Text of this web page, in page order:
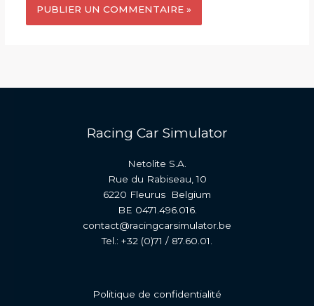
Racing Car Simulator
Netolite S.A.
Rue du Rabiseau, 10
6220 Fleurus Belgium
BE 0471.496.016.
contact@racingcarsimulator.be
Tel.: +32 (0)71 / 87.60.01.
Politique de confidentialité